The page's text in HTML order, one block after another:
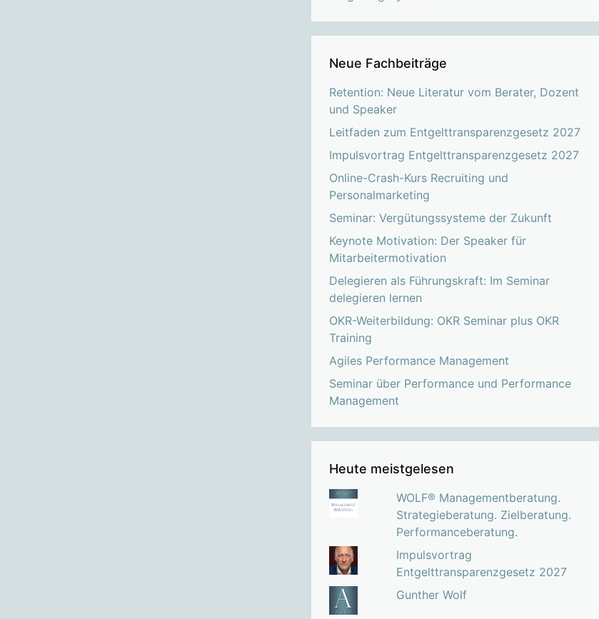
Neue Fachbeiträge
Retention: Neue Literatur vom Berater, Dozent
und Speaker
Leitfaden zum Entgelttransparenzgesetz 2027
Impulsvortrag Entgelttransparenzgesetz 2027
Online-Crash-Kurs Recruiting und
Personalmarketing
Seminar: Vergütungssysteme der Zukunft
Keynote Motivation: Der Speaker für
Mitarbeitermotivation
Delegieren als Führungskraft: Im Seminar
delegieren lernen
OKR-Weiterbildung: OKR Seminar plus OKR
Training
Agiles Performance Management
Seminar über Performance und Performance
Management
Heute meistgelesen
WOLF® Managementberatung.
Strategieberatung. Zielberatung.
Performanceberatung.
Impulsvortrag
Entgelttransparenzgesetz 2027
Gunther Wolf